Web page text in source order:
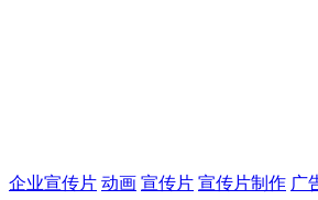
企业宣传片 动画 宣传片 宣传片制作 广